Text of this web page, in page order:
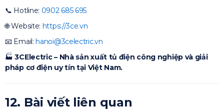
📞 Hotline: 0902 685 695
🌐 Website: https://3ce.vn
📧 Email:hanoi@3celectric.vn
🏭3CElectric – Nhà sản xuất tủ điện công nghiệp và giải
pháp cơ điện uy tín tại Việt Nam.
12. Bài viết liên quan